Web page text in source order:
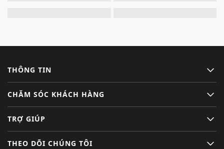
THÔNG TIN
CHĂM SÓC KHÁCH HÀNG
TRỢ GIÚP
THEO DÕI CHÚNG TÔI